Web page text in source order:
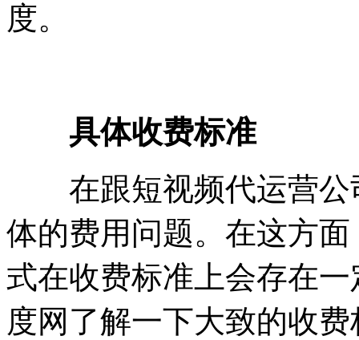
度。
具体收费标准
在跟短视频代运营公
体的费用问题。在这方
式在收费标准上会存在
度网了解一下大致的收